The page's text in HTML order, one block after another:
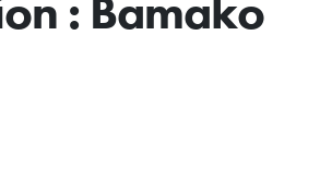
: Bamako